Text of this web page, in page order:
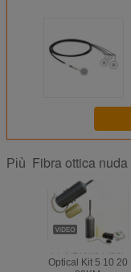
Più Fibra ottica nuda
Optical Kit 5 10 20